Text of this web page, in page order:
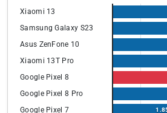
Xiaomi 13
Samsung Galaxy S23
Asus ZenFone 10
Xiaomi 13T Pro
Google Pixel 8
Google Pixel 8 Pro
Google Pixel 7